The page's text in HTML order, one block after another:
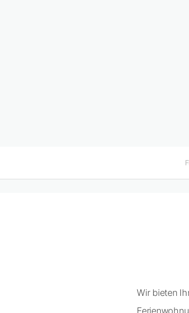
Wir bieten